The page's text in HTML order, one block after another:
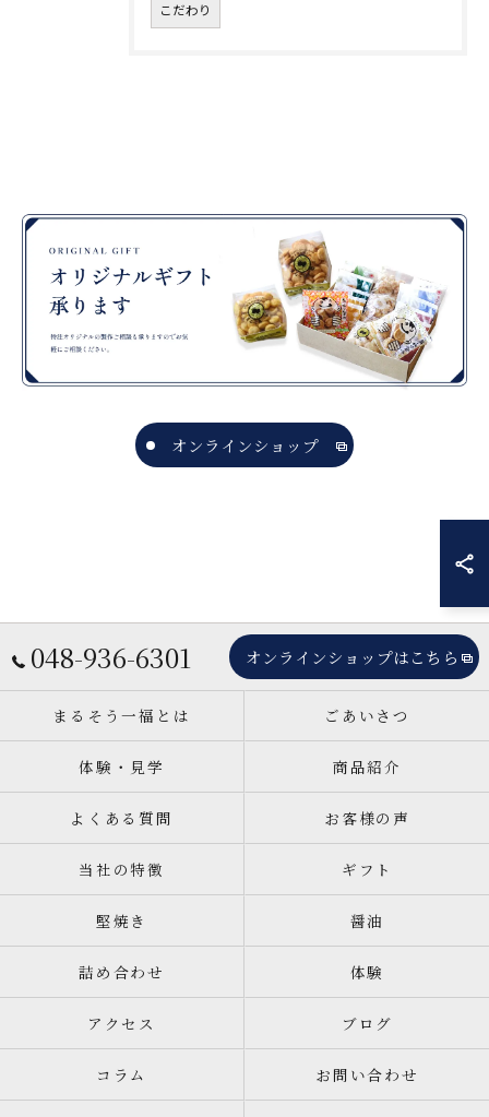
こだわり
オンラインショップ
048-936-6301 オンラインショップはこちら
まるそう一福とは ごあいさつ
体験・見学 商品紹介
よくある質問 お客様の声
当社の特徴 ギフト
堅焼き 醤油
詰め合わせ 体験
アクセス ブログ
コラム お問い合わせ